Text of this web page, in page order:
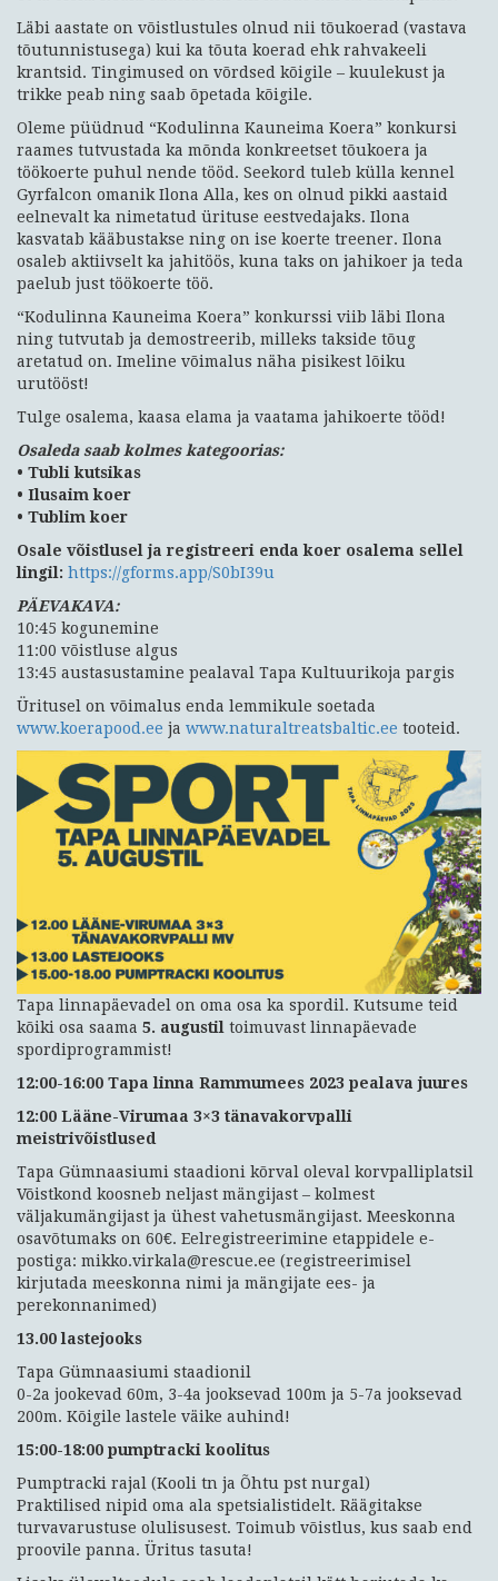
Läbi aastate on võistlustules olnud nii tõukoerad (vastava
tõutunnistusega) kui ka tõuta koerad ehk rahvakeeli
krantsid. Tingimused on võrdsed kõigile – kuulekust ja
trikke peab ning saab õpetada kõigile.
Oleme püüdnud “Kodulinna Kauneima Koera” konkursi
raames tutvustada ka mõnda konkreetset tõukoera ja
töökoerte puhul nende tööd. Seekord tuleb külla kennel
Gyrfalcon omanik Ilona Alla, kes on olnud pikki aastaid
eelnevalt ka nimetatud ürituse eestvedajaks. Ilona
kasvatab kääbustakse ning on ise koerte treener. Ilona
osaleb aktiivselt ka jahitöös, kuna taks on jahikoer ja teda
paelub just töökoerte töö.
“Kodulinna Kauneima Koera” konkurssi viib läbi Ilona
ning tutvutab ja demostreerib, milleks takside tõug
aretatud on. Imeline võimalus näha pisikest lõiku
urutööst!
Tulge osalema, kaasa elama ja vaatama jahikoerte tööd!
Osaleda saab kolmes kategoorias:
• Tubli kutsikas
• Ilusaim koer
• Tublim koer
Osale võistlusel ja registreeri enda koer osalema sellel
lingil: https://gforms.app/S0bI39u
PÄEVAKAVA:
10:45 kogunemine
11:00 võistluse algus
13:45 austasustamine pealaval Tapa Kultuurikoja pargis
Üritusel on võimalus enda lemmikule soetada
www.koerapood.ee ja www.naturaltreatsbaltic.ee tooteid.
Tapa linnapäevadel on oma osa ka spordil. Kutsume teid
kõiki osa saama 5. augustil toimuvast linnapäevade
spordiprogrammist!
12:00-16:00 Tapa linna Rammumees 2023 pealava juures
12:00 Lääne-Virumaa 3×3 tänavakorvpalli
meistrivõistlused
Tapa Gümnaasiumi staadioni kõrval oleval korvpalliplatsil
Võistkond koosneb neljast mängijast – kolmest
väljakumängijast ja ühest vahetusmängijast. Meeskonna
osavõtumaks on 60€. Eelregistreerimine etappidele e-
postiga: mikko.virkala@rescue.ee (registreerimisel
kirjutada meeskonna nimi ja mängijate ees- ja
perekonnanimed)
13.00 lastejooks
Tapa Gümnaasiumi staadionil
0-2a jookevad 60m, 3-4a jooksevad 100m ja 5-7a jooksevad
200m. Kõigile lastele väike auhind!
15:00-18:00 pumptracki koolitus
Pumptracki rajal (Kooli tn ja Õhtu pst nurgal)
Praktilised nipid oma ala spetsialistidelt. Räägitakse
turvavarustuse olulisusest. Toimub võistlus, kus saab end
proovile panna. Üritus tasuta!